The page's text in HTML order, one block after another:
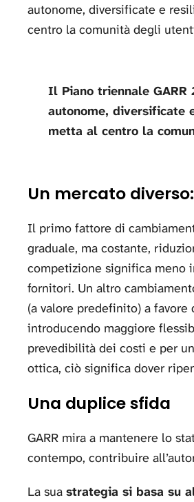
autonome, diversificate e
centro la comunità degli
Il Piano triennale
autonome, diversificate
metta al centro la
Un mercato
Il primo fattore di
graduale, ma costante,
competizione significa meno
fornitori. Un altro
(a valore predefinito) a
introducendo maggiore
prevedibilità dei costi e per
ottica, ciò significa dover
Una duplice sfida
GARR mira a mantenere lo
contempo, contribuire
La sua strategia si basa su